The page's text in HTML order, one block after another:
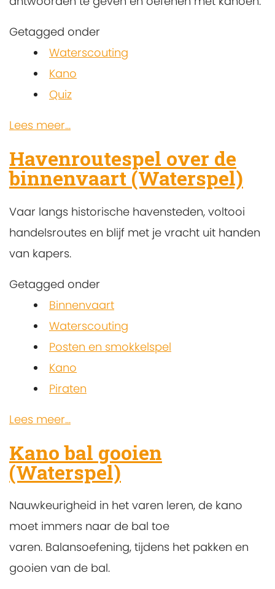
Getagged onder
Waterscouting
Kano
Quiz
Lees meer...
Havenroutespel over de
binnenvaart (Waterspel)
Vaar langs historische havensteden, voltooi
handelsroutes en blijf met je vracht uit handen
van kapers.
Getagged onder
Binnenvaart
Waterscouting
Posten en smokkelspel
Kano
Piraten
Lees meer...
Kano bal gooien
(Waterspel)
Nauwkeurigheid in het varen leren, de kano
moet immers naar de bal toe
varen. Balansoefening, tijdens het pakken en
gooien van de bal.